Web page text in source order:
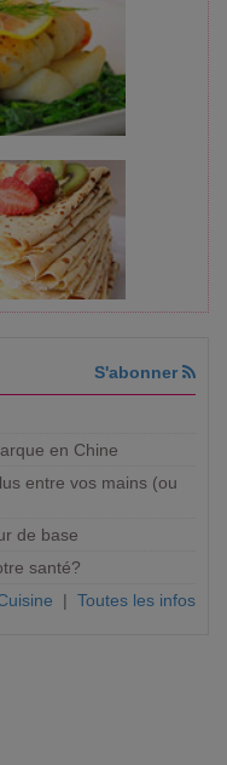
S'abonner
en Chine
entre vos mains (ou
de base
santé?
| Toutes les infos